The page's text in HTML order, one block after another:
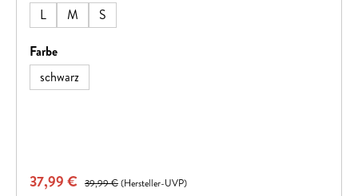
L
M
S
Farbeauswählen
schwarz
Verkaufspreis:
37,99 € Regulärer Preis:
39,99 €(Hersteller-UVP)